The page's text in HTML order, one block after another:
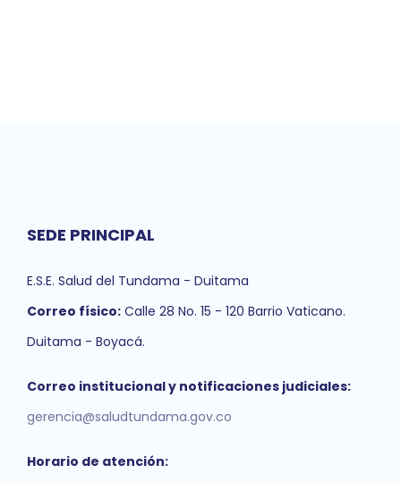
SEDE PRINCIPAL
E.S.E. Salud del Tundama - Duitama
Correo físico: Calle 28 No. 15 - 120 Barrio Vaticano.
Duitama - Boyacá.
Correo institucional y notificaciones judiciales:
gerencia@saludtundama.gov.co
Horario de atención: